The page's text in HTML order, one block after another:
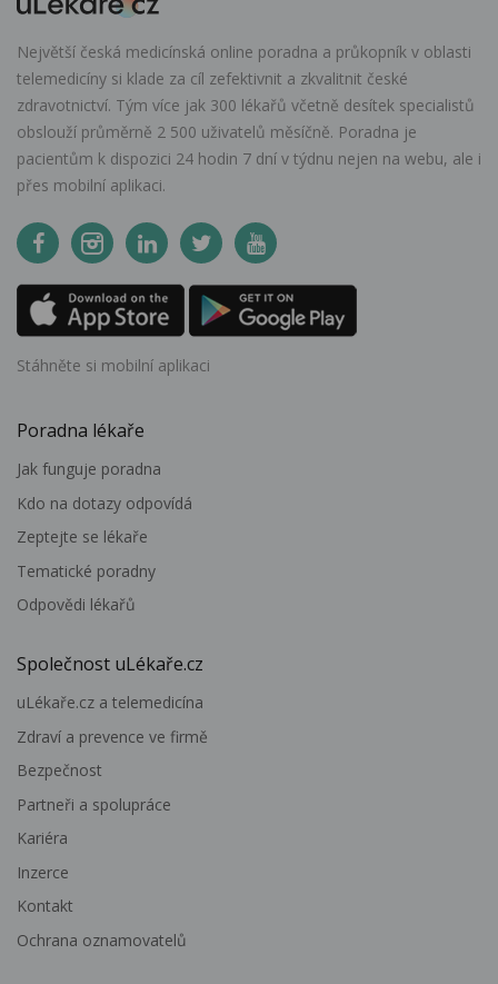
Největší česká medicínská online poradna a průkopník v oblasti
telemedicíny si klade za cíl zefektivnit a zkvalitnit české
zdravotnictví. Tým více jak 300 lékařů včetně desítek specialistů
obslouží průměrně 2 500 uživatelů měsíčně. Poradna je
pacientům k dispozici 24 hodin 7 dní v týdnu nejen na webu, ale i
přes mobilní aplikaci.
Stáhněte si mobilní aplikaci
Poradna lékaře
Jak funguje poradna
Kdo na dotazy odpovídá
Zeptejte se lékaře
Tematické poradny
Odpovědi lékařů
Společnost uLékaře.cz
uLékaře.cz a telemedicína
Zdraví a prevence ve firmě
Bezpečnost
Partneři a spolupráce
Kariéra
Inzerce
Kontakt
Ochrana oznamovatelů